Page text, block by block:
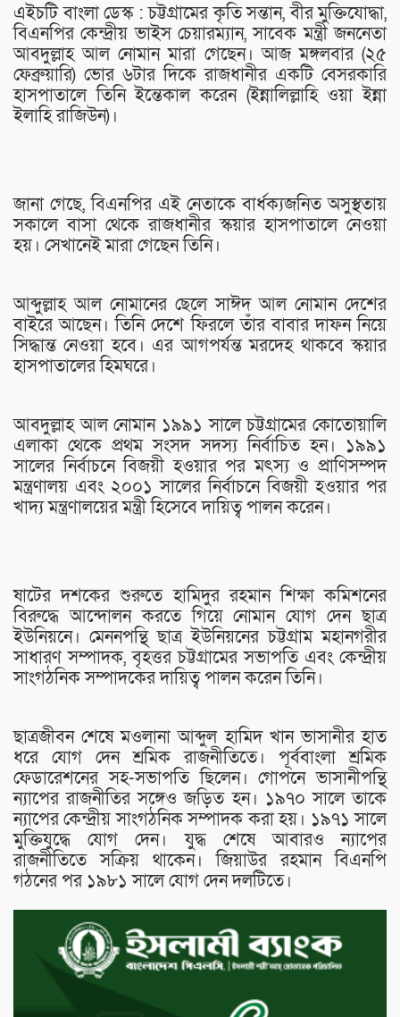
এইচটি বাংলা ডেস্ক : চট্টগ্রামের কৃতি সন্তান, বীর মুক্তিযোদ্ধা,
বিএনপির কেন্দ্রীয় ভাইস চেয়ারম্যান, সাবেক মন্ত্রী জননেতা
আবদুল্লাহ আল নোমান মারা গেছেন। আজ মঙ্গলবার (২৫
ফেব্রুয়ারি) ভোর ৬টার দিকে রাজধানীর একটি বেসরকারি
হাসপাতালে তিনি ইন্তেকাল করেন (ইন্নালিল্লাহি ওয়া ইন্না
ইলাহি রাজিউন)।
জানা গেছে, বিএনপির এই নেতাকে বার্ধক্যজনিত অসুস্থতায়
সকালে বাসা থেকে রাজধানীর স্কয়ার হাসপাতালে নেওয়া
হয়। সেখানেই মারা গেছেন তিনি।
আব্দুল্লাহ আল নোমানের ছেলে সাঈদ আল নোমান দেশের
বাইরে আছেন। তিনি দেশে ফিরলে তাঁর বাবার দাফন নিয়ে
সিদ্ধান্ত নেওয়া হবে। এর আগপর্যন্ত মরদেহ থাকবে স্কয়ার
হাসপাতালের হিমঘরে।
আবদুল্লাহ আল নোমান ১৯৯১ সালে চট্টগ্রামের কোতোয়ালি
এলাকা থেকে প্রথম সংসদ সদস্য নির্বাচিত হন। ১৯৯১
সালের নির্বাচনে বিজয়ী হওয়ার পর মৎস্য ও প্রাণিসম্পদ
মন্ত্রণালয় এবং ২০০১ সালের নির্বাচনে বিজয়ী হওয়ার পর
খাদ্য মন্ত্রণালয়ের মন্ত্রী হিসেবে দায়িত্ব পালন করেন।
ষাটের দশকের শুরুতে হামিদুর রহমান শিক্ষা কমিশনের
বিরুদ্ধে আন্দোলন করতে গিয়ে নোমান যোগ দেন ছাত্র
ইউনিয়নে। মেননপন্থি ছাত্র ইউনিয়নের চট্টগ্রাম মহানগরীর
সাধারণ সম্পাদক, বৃহত্তর চট্টগ্রামের সভাপতি এবং কেন্দ্রীয়
সাংগঠনিক সম্পাদকের দায়িত্ব পালন করেন তিনি।
ছাত্রজীবন শেষে মওলানা আব্দুল হামিদ খান ভাসানীর হাত
ধরে যোগ দেন শ্রমিক রাজনীতিতে। পূর্ববাংলা শ্রমিক
ফেডারেশনের সহ-সভাপতি ছিলেন। গোপনে ভাসানীপন্থি
ন্যাপের রাজনীতির সঙ্গেও জড়িত হন। ১৯৭০ সালে তাকে
ন্যাপের কেন্দ্রীয় সাংগঠনিক সম্পাদক করা হয়। ১৯৭১ সালে
মুক্তিযুদ্ধে যোগ দেন। যুদ্ধ শেষে আবারও ন্যাপের
রাজনীতিতে সক্রিয় থাকেন। জিয়াউর রহমান বিএনপি
গঠনের পর ১৯৮১ সালে যোগ দেন দলটিতে।